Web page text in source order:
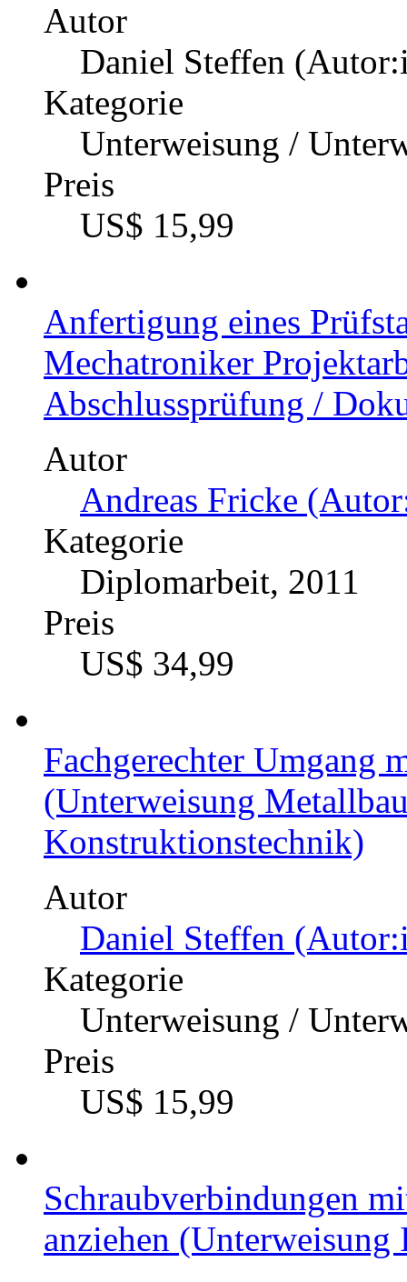
Autor
Daniel Steffen
Kategorie
Unterweisung /
Preis
US$ 15,99
Anfertigung eines
Mechatroniker
Abschlussprüfung /
Autor
Andreas Fricke
Kategorie
Diplomarbeit, 2011
Preis
US$ 34,99
Fachgerechter Umgang
(Unterweisung
Konstruktionstechnik)
Autor
Daniel Steffen
Kategorie
Unterweisung /
Preis
US$ 15,99
Schraubverbindungen
anziehen